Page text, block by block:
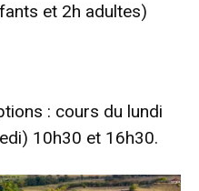
et 2h adultes)
: cours du lundi
10h30 et 16h30.